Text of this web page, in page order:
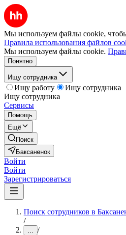
Мы используем файлы cookie, чтобы
Правила использования файлов
Мы используем файлы cookie.
Понятно
Ищу сотрудника
Ищу работу
Ищу сотрудника
Ищу сотрудника
Сервисы
Помощь
Ещё
Поиск
Баксаненок
Войти
Войти
Зарегистрироваться
Поиск сотрудников в
/
... /